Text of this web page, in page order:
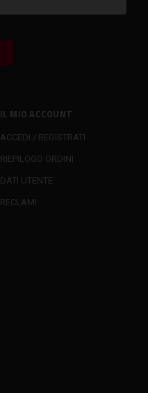
IL MIO ACCOUNT
ACCEDI / REGISTRATI
RIEPILOGO ORDINI
DATI UTENTE
RECLAMI